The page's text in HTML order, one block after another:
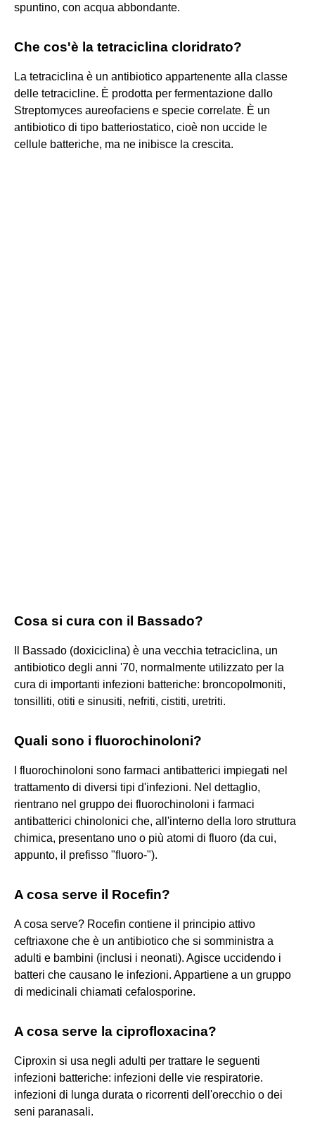
spuntino, con acqua abbondante.
Che cos'è la tetraciclina cloridrato?
La tetraciclina è un antibiotico appartenente alla classe
delle tetracicline. È prodotta per fermentazione dallo
Streptomyces aureofaciens e specie correlate. È un
antibiotico di tipo batteriostatico, cioè non uccide le
cellule batteriche, ma ne inibisce la crescita.
Cosa si cura con il Bassado?
Il Bassado (doxiciclina) è una vecchia tetraciclina, un
antibiotico degli anni '70, normalmente utilizzato per la
cura di importanti infezioni batteriche: broncopolmoniti,
tonsilliti, otiti e sinusiti, nefriti, cistiti, uretriti.
Quali sono i fluorochinoloni?
I fluorochinoloni sono farmaci antibatterici impiegati nel
trattamento di diversi tipi d'infezioni. Nel dettaglio,
rientrano nel gruppo dei fluorochinoloni i farmaci
antibatterici chinolonici che, all'interno della loro struttura
chimica, presentano uno o più atomi di fluoro (da cui,
appunto, il prefisso "fluoro-").
A cosa serve il Rocefin?
A cosa serve? Rocefin contiene il principio attivo
ceftriaxone che è un antibiotico che si somministra a
adulti e bambini (inclusi i neonati). Agisce uccidendo i
batteri che causano le infezioni. Appartiene a un gruppo
di medicinali chiamati cefalosporine.
A cosa serve la ciprofloxacina?
Ciproxin si usa negli adulti per trattare le seguenti
infezioni batteriche: infezioni delle vie respiratorie.
infezioni di lunga durata o ricorrenti dell'orecchio o dei
seni paranasali.